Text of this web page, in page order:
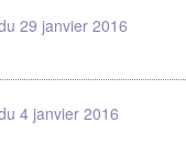
29 janvier 2016
4 janvier 2016